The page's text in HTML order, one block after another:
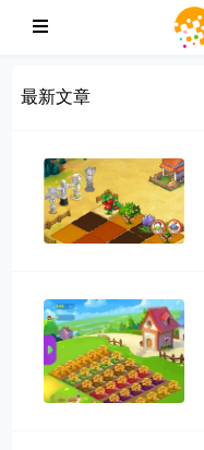
最新文章